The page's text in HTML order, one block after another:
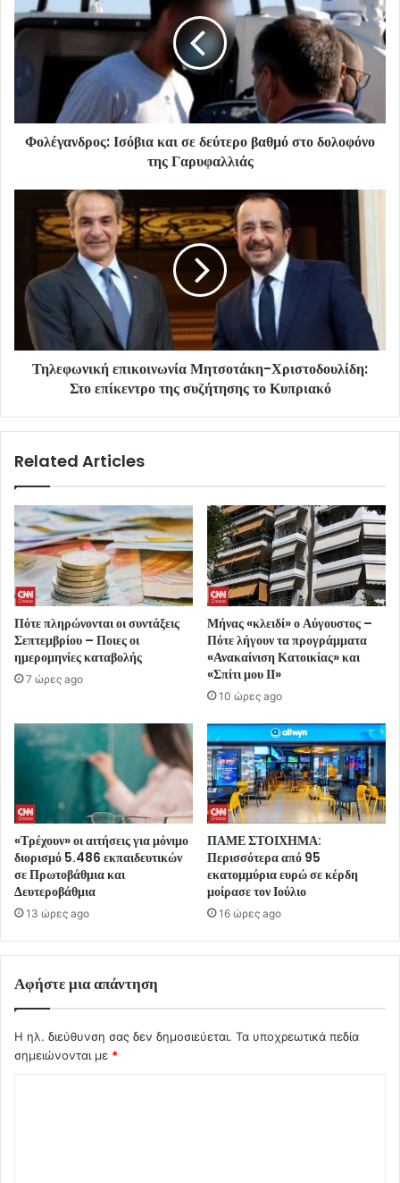
Φολέγανδρος: Ισόβια και σε δεύτερο βαθμό στο δολοφόνο
της Γαρυφαλλιάς
Τηλεφωνική επικοινωνία Μητσοτάκη-Χριστοδουλίδη:
Στο επίκεντρο της συζήτησης το Κυπριακό
Related Articles
Πότε πληρώνονται οι συντάξεις
Σεπτεμβρίου – Ποιες οι
ημερομηνίες καταβολής
7 ώρες ago
Μήνας «κλειδί» ο Αύγουστος –
Πότε λήγουν τα προγράμματα
«Ανακαίνιση Κατοικίας» και
«Σπίτι μου ΙΙ»
10 ώρες ago
«Τρέχουν» οι αιτήσεις για μόνιμο
διορισμό 5.486 εκπαιδευτικών
σε Πρωτοβάθμια και
Δευτεροβάθμια
13 ώρες ago
ΠΑΜΕ ΣΤΟΙΧΗΜΑ:
Περισσότερα από 95
εκατομμύρια ευρώ σε κέρδη
μοίρασε τον Ιούλιο
16 ώρες ago
Αφήστε μια απάντηση
Η ηλ. διεύθυνση σας δεν δημοσιεύεται. Τα υποχρεωτικά πεδία
σημειώνονται με *